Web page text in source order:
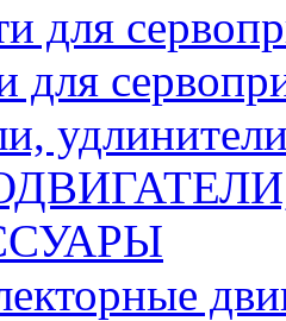
для
для